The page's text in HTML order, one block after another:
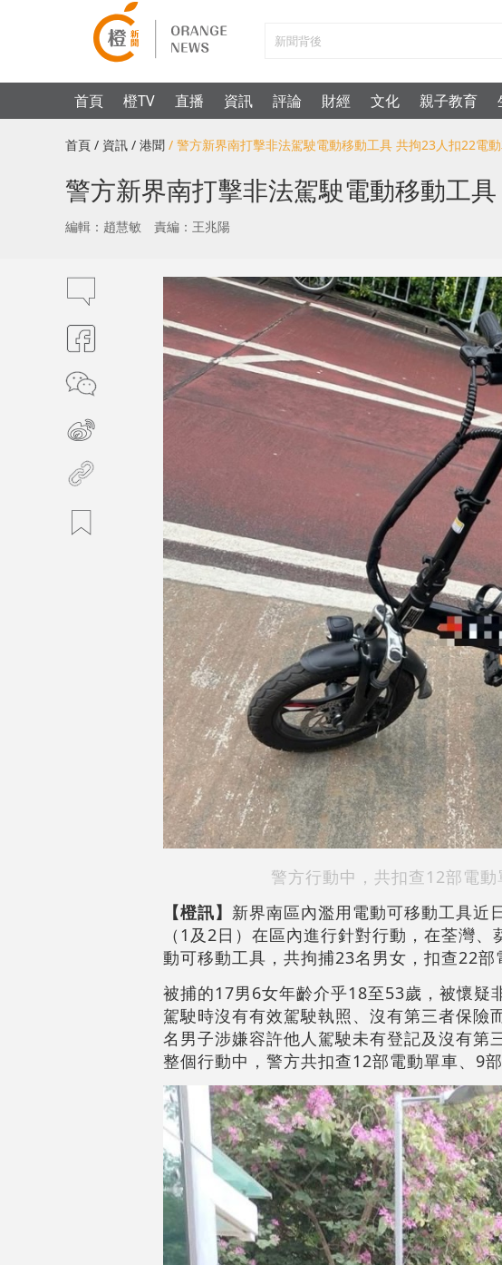
首頁 橙TV 直播 資訊 評論 財經 文化 親子教育
首頁 / 資訊 / 港聞 / 警方新界南打擊非法駕駛電動移動工具 共拘23人扣22電
警方新界南打擊非法駕駛電動移動工
編輯：趙慧敏 責編：王兆陽
警方行動中，共扣查12部電動
【橙訊】 新界南區內濫用電動可移動工具近
（1及2日）在區內進行針對行動，在荃灣
動可移動工具，共拘捕23名男女，扣查22部
被捕的17男6女年齡介乎18至53歲，被懷疑
駕駛時沒有有效駕駛執照、沒有第三者保險
名男子涉嫌容許他人駕駛未有登記及沒有第
整個行動中，警方共扣查12部電動單車、9